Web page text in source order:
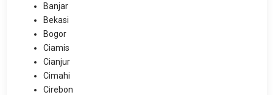
Banjar
Bekasi
Bogor
Ciamis
Cianjur
Cimahi
Cirebon